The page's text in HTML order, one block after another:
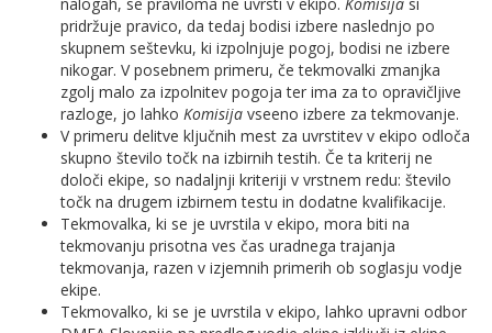
pridržuje pravico, da tedaj bodisi izbere naslednjo po
skupnem seštevku, ki izpolnjuje pogoj, bodisi ne izbere
nikogar. V posebnem primeru, če tekmovalki zmanjka
zgolj malo za izpolnitev pogoja ter ima za to opravičljive
razloge, jo lahko Komisija vseeno izbere za tekmovanje.
V primeru delitve ključnih mest za uvrstitev v ekipo odloča
skupno število točk na izbirnih testih. Če ta kriterij ne
določi ekipe, so nadaljnji kriteriji v vrstnem redu: število
točk na drugem izbirnem testu in dodatne kvalifikacije.
Tekmovalka, ki se je uvrstila v ekipo, mora biti na
tekmovanju prisotna ves čas uradnega trajanja
tekmovanja, razen v izjemnih primerih ob soglasju vodje
ekipe.
Tekmovalko, ki se je uvrstila v ekipo, lahko upravni odbor